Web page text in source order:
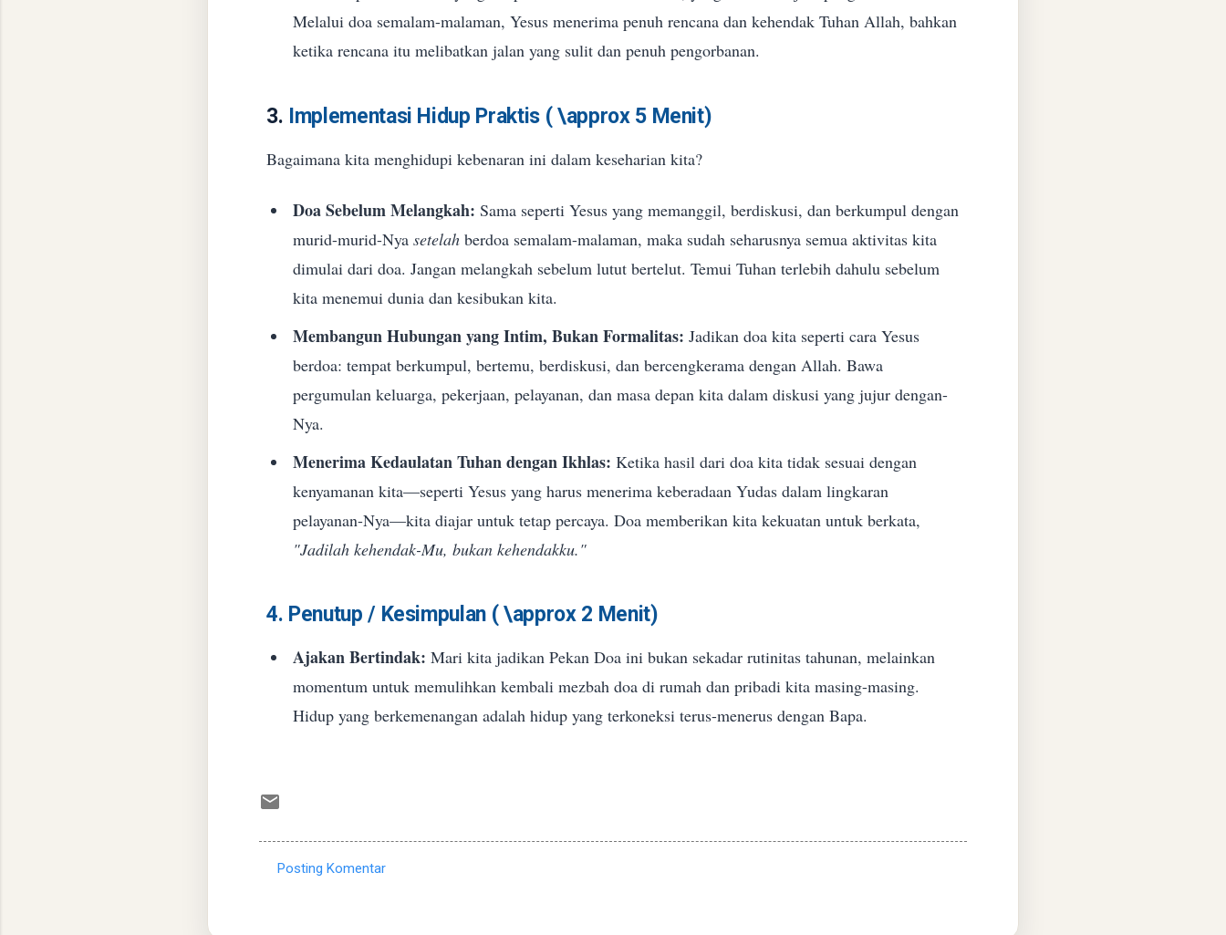
Melalui doa semalam-malaman, Yesus menerima penuh rencana dan kehendak Tuhan Allah, bahkan
ketika rencana itu melibatkan jalan yang sulit dan penuh pengorbanan.
3. Implementasi Hidup Praktis (\approx5 Menit)
​Bagaimana kita menghidupi kebenaran ini dalam keseharian kita?
Doa Sebelum Melangkah: Sama seperti Yesus yang memanggil, berdiskusi, dan berkumpul dengan
murid-murid-Nya setelahberdoa semalam-malaman, maka sudah seharusnya semua aktivitas kita
dimulai dari doa. Jangan melangkah sebelum lutut bertelut. Temui Tuhan terlebih dahulu sebelum
kita menemui dunia dan kesibukan kita.
Membangun Hubungan yang Intim, Bukan Formalitas: Jadikan doa kita seperti cara Yesus
berdoa: tempat berkumpul, bertemu, berdiskusi, dan bercengkerama dengan Allah. Bawa
pergumulan keluarga, pekerjaan, pelayanan, dan masa depan kita dalam diskusi yang jujur dengan-
Nya.
Menerima Kedaulatan Tuhan dengan Ikhlas: Ketika hasil dari doa kita tidak sesuai dengan
kenyamanan kita—seperti Yesus yang harus menerima keberadaan Yudas dalam lingkaran
pelayanan-Nya—kita diajar untuk tetap percaya. Doa memberikan kita kekuatan untuk berkata,
"Jadilah kehendak-Mu, bukan kehendakku."
4. Penutup / Kesimpulan (\approx2 Menit)
Ajakan Bertindak: Mari kita jadikan Pekan Doa ini bukan sekadar rutinitas tahunan, melainkan
momentum untuk memulihkan kembali mezbah doa di rumah dan pribadi kita masing-masing.
Hidup yang berkemenangan adalah hidup yang terkoneksi terus-menerus dengan Bapa.
Posting Komentar